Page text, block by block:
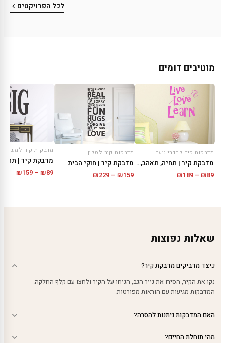
לכל הפרויקטים
מוטיבים דומים
מדבקות קיר לחדרי נוער
מדבקת קיר | תחיה, תאהב, תלמד
₪89
–
₪189
מדבקות קיר לסלון
מדבקת קיר | חוקי הבית
₪159
–
₪229
מדבקות קיר למשרד
מדבקת קיר |
₪89
–
₪159
שאלות נפוצות
כיצד מדביקים מדבקת קיר?
נקו את הקיר, הסירו את נייר הגב, הניחו על הקיר ולחצו עם קלף החלקה.
המדבקות מגיעות עם הוראות מפורטות.
האם המדבקות ניתנות להסרה?
מהי תוחלת החיים?